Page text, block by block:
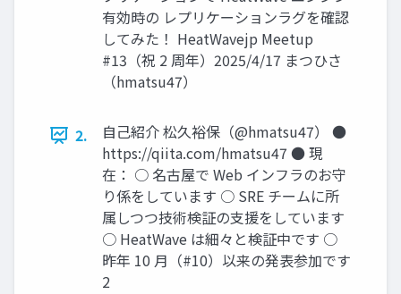
有効時の レプリケーションラグを確認
してみた！ HeatWavejp Meetup
#13（祝 2 周年）2025/4/17 まつひさ
（hmatsu47）
2.
自己紹介 松久裕保（@hmatsu47） ●
https://qiita.com/hmatsu47 ● 現
在： ○ 名古屋で Web インフラのお守
り係をしています ○ SRE チームに所
属しつつ技術検証の支援をしています
○ HeatWave は細々と検証中です ○
昨年 10 月（#10）以来の発表参加です
2